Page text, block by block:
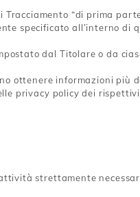
“di prima
specificato all’interno di
dal Titolare o da
ottenere informazioni più
privacy policy dei
strettamente